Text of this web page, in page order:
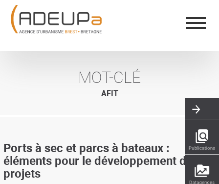
Aller
contenu
principal
MOT-CLÉ
AFIT
Ports à sec et parcs à bateaux :
éléments pour le développement de
projets
Panneau de gestion des cookies